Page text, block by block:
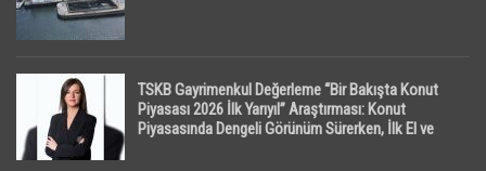
TSKB Gayrimenkul Değerleme “Bir Bakışta Konut
Piyasası 2026 İlk Yarıyıl” Araştırması: Konut
Piyasasında Dengeli Görünüm Sürerken, İlk El ve